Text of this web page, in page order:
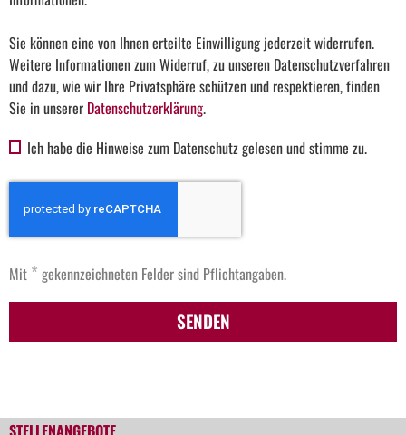
Sie können eine von Ihnen erteilte Einwilligung jederzeit widerrufen.
Weitere Informationen zum Widerruf, zu unseren Datenschutzverfahren
und dazu, wie wir Ihre Privatsphäre schützen und respektieren, finden
Sie in unserer Datenschutzerklärung.
Ich habe die Hinweise zum Datenschutz gelesen und stimme zu.
Mit * gekennzeichneten Felder sind Pflichtangaben.
SENDEN